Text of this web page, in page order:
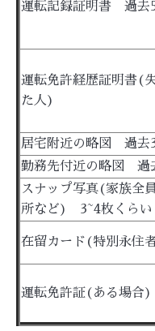
運転記録証明書 過去
運転免許経歴証明書(
た人)
居宅附近の略図 過去
勤務先付近の略図 過
スナップ写真(家族全
所など) 3~4枚くらい
在留カード(特別永住
運転免許証(ある場